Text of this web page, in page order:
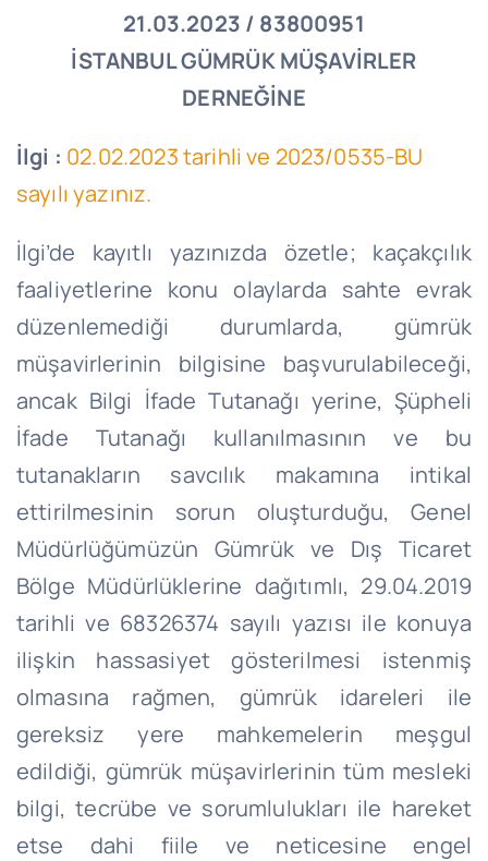
21.03.2023 / 83800951
İSTANBUL GÜMRÜK MÜŞAVİRLER
DERNEĞİNE
İlgi : 02.02.2023 tarihli ve 2023/0535-BU
sayılı yazınız.
İlgi’de kayıtlı yazınızda özetle; kaçakçılık
faaliyetlerine konu olaylarda sahte evrak
düzenlemediği durumlarda, gümrük
müşavirlerinin bilgisine başvurulabileceği,
ancak Bilgi İfade Tutanağı yerine, Şüpheli
İfade Tutanağı kullanılmasının ve bu
tutanakların savcılık makamına intikal
ettirilmesinin sorun oluşturduğu, Genel
Müdürlüğümüzün Gümrük ve Dış Ticaret
Bölge Müdürlüklerine dağıtımlı, 29.04.2019
tarihli ve 68326374 sayılı yazısı ile konuya
ilişkin hassasiyet gösterilmesi istenmiş
olmasına rağmen, gümrük idareleri ile
gereksiz yere mahkemelerin meşgul
edildiği, gümrük müşavirlerinin tüm mesleki
bilgi, tecrübe ve sorumlulukları ile hareket
etse dahi fiile ve neticesine engel